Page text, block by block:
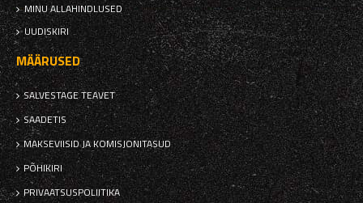
MINU ALLAHINDLUSED
UUDISKIRI
MÄÄRUSED
SALVESTAGE TEAVET
SAADETIS
MAKSEVIISID JA KOMISJONITASUD
PÕHIKIRI
PRIVAATSUSPOLIITIKA